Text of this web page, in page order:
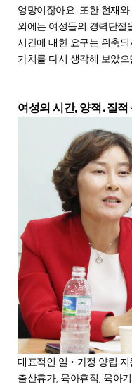
엉망이잖아요. 또한 현재
외에는 여성들의 경력단절
시간에 대한 요구는 위축
가치를 다시 생각해 보았으
여성의 시간, 양적․질
대표적인 일‧가정 양립 지
출산휴가, 육아휴직, 육아